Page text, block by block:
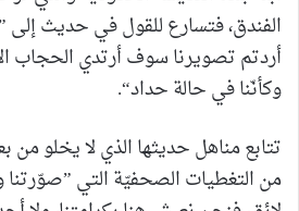
الفندق، فتسارع للقول في حديث إلى
أردتم تصويرنا سوف أرتدي الحجاب
وكأنّنا في حالة حداد“.
تتابع مناهل حديثها الذي لا يخلو
من التغطيات الصحفيّة التي